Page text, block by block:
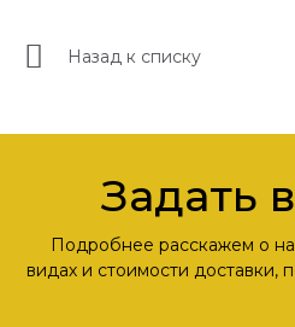
Назад к списку
Задать
Подробнее расскажем о
видах и стоимости доставки,